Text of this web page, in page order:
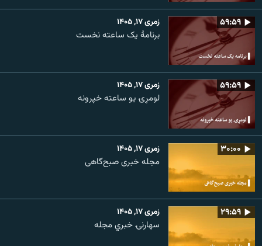
۵۹:۵۹ زمری ۱۷, ۱۴۰۵
برنامۀ یک ساعته نخست
۵۹:۵۹ زمری ۱۷, ۱۴۰۵
لومړۍ یو ساعته خپرونه
۳۰:۰۰ زمری ۱۷, ۱۴۰۵
مجله خبری صبح‌گاهی
۲۹:۵۹ زمری ۱۷, ۱۴۰۵
سهارنۍ خبري مجله